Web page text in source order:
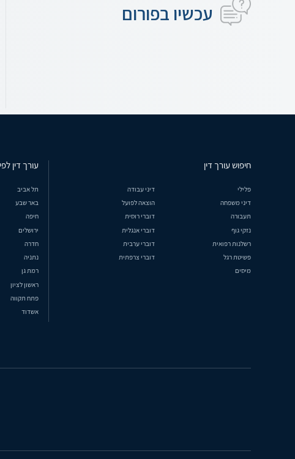
עכשיו בפורום
חיפוש עורך דין
פלילי
דיני עבודה
דיני משפחה
הוצאה לפועל
תעבורה
דוברי רוסית
נזקי גוף
דוברי אנגלית
רשלנות רפואית
דוברי ערבית
פשיטת רגל
דוברי צרפתית
מיסים
עורך דין
תל אביב
באר שבע
חיפה
ירושלים
חדרה
נתניה
רמת גן
ראשון לציון
פתח תקווה
אשדוד